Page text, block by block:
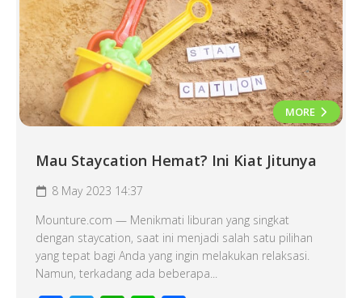
MORE
Mau Staycation Hemat? Ini Kiat Jitunya
8 May 2023 14:37
Mounture.com — Menikmati liburan yang singkat
dengan staycation, saat ini menjadi salah satu pilihan
yang tepat bagi Anda yang ingin melakukan relaksasi.
Namun, terkadang ada beberapa...